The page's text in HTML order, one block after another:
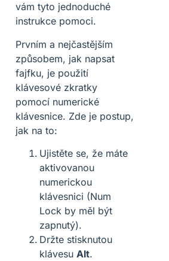
vám tyto jednoduché
instrukce pomoci.
Prvním a nejčastějším
způsobem, jak napsat
fajfku, je použití
klávesové zkratky
pomocí numerické
klávesnice. Zde je postup,
jak na to:
Ujistěte se, že máte
aktivovanou
numerickou
klávesnici (Num
Lock by měl být
zapnutý).
Držte stisknutou
klávesu Alt.